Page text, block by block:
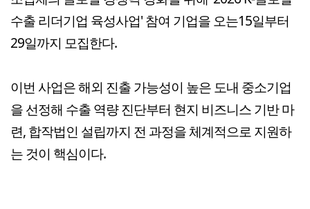
수출 리더기업 육성사업' 참여 기업을 오는15일부터
29일까지 모집한다.
이번 사업은 해외 진출 가능성이 높은 도내 중소기업
을 선정해 수출 역량 진단부터 현지 비즈니스 기반 마
련, 합작법인 설립까지 전 과정을 체계적으로 지원하
는 것이 핵심이다.